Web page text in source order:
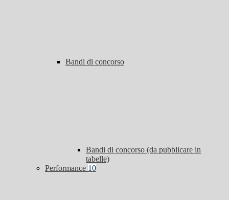
Bandi di concorso
Bandi di concorso (da pubblicare in
tabelle)
Performance 10